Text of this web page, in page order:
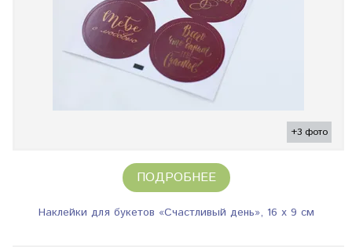
+3 фото
ПОДРОБНЕЕ
Наклейки для букетов «Счастливый день», 16 х 9 см